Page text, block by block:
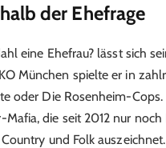
der Ehefrage
eine Ehefrau? lässt sich
München spielte er in
oder Die Rosenheim-
die seit 2012 nur
und Folk auszeichnet.